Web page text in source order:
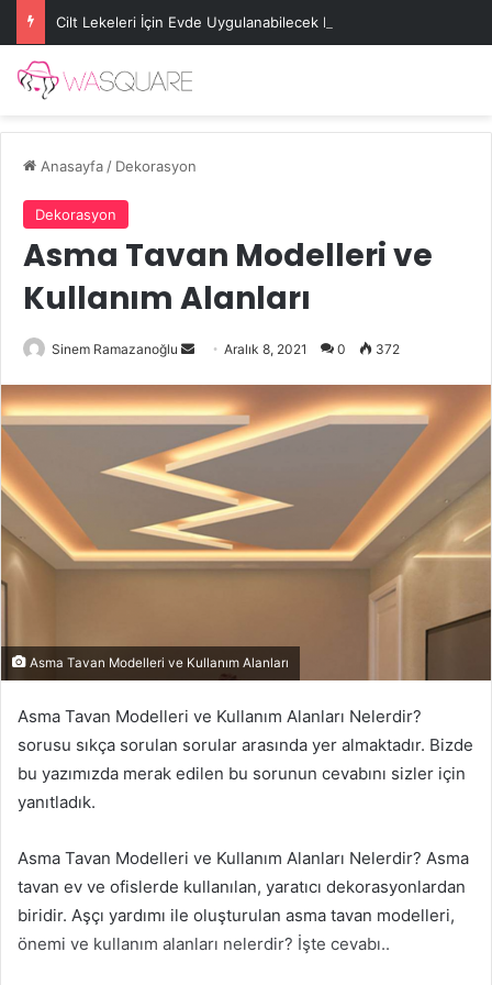
Cilt Lekeleri İçin Evde Uygulanabilecek Basit Maskeler
Anasayfa/ Dekorasyon
Dekorasyon
Asma Tavan Modelleri ve
Kullanım Alanları
Sinem Ramazanoğlu
Bir
posta
göndermek
Aralık 8, 2021 0 372
Asma Tavan Modelleri ve Kullanım Alanları
Asma Tavan Modelleri ve Kullanım Alanları Nelerdir?
sorusu sıkça sorulan sorular arasında yer almaktadır. Bizde
bu yazımızda merak edilen bu sorunun cevabını sizler için
yanıtladık.
Asma Tavan Modelleri ve Kullanım Alanları Nelerdir? Asma
tavan ev ve ofislerde kullanılan, yaratıcı dekorasyonlardan
biridir. Aşçı yardımı ile oluşturulan asma tavan modelleri,
önemi ve kullanım alanları nelerdir? İşte cevabı..